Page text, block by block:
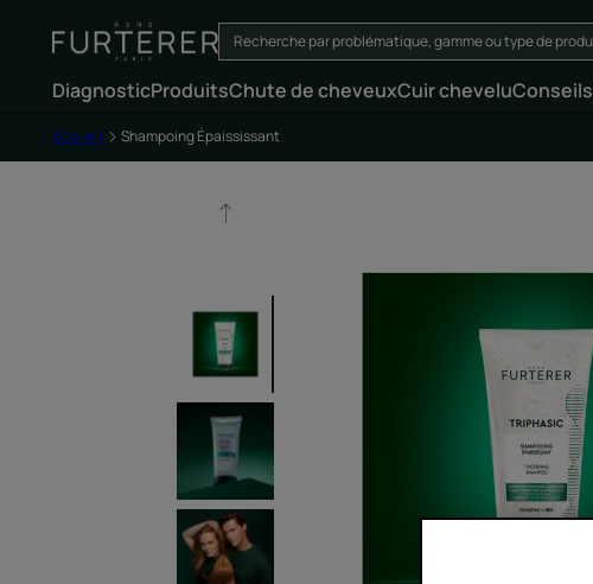
DiagnosticProduitsChute de cheveuxCuir cheveluConseils
Accueil Shampoing Épaississant